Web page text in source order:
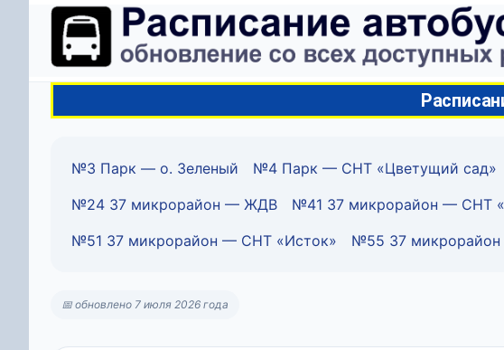
№3 Парк — о. Зеленый №4 Парк — СНТ «Цветущий сад»
№24 37 микрорайон — ЖДВ
№41 37 микрорайон — СНТ
№51 37 микрорайон — СНТ «Исток»
№55 37
📅 обновлено 7 июля 2026 года